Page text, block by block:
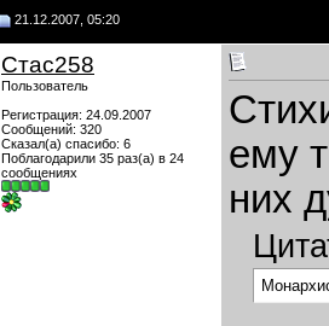
21.12.2007, 05:20
Стас258
Пользователь
Регистрация: 24.09.2007
Сообщений: 320
Сказал(а) спасибо: 6
Поблагодарили 35 раз(а) в 24
сообщениях
ему
них